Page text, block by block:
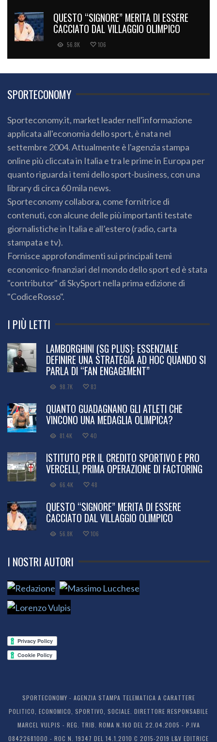
QUESTO “SIGNORE” MERITA DI ESSERE
CACCIATO DAL VILLAGGIO OLIMPICO
56.8K 106
SPORTECONOMY
Sporteconomy.it, market leader nell'informazione
applicata all'economia dello sport, è nata nel
settembre 2004. Attualmente è l'agenzia stampa
online più cliccata in Italia e tra le prime in Europa per
quanto riguarda i temi dello sport-business, con una
library di circa 60 mila news.
Sporteconomy collabora, come fornitrice di
contenuti, con alcune delle più importanti testate
giornalistiche in Italia e all’estero (radio, carta
stampata e tv).
Fornisce approfondimenti sui principali temi
economico-finanziari del mondo dello sport ed è stata
"contributor" di SkySport nella prima edizione di
"CodiceRosso".
I PIÙ LETTI
LAMBORGHINI (SG PLUS): ESSENZIALE
DEFINIRE UNA STRATEGIA AD HOC QUANDO SI
PARLA DI “FAN ENGAGEMENT”
98.7K 83
QUANTO GUADAGNANO GLI ATLETI CHE
VINCONO UNA MEDAGLIA OLIMPICA?
81.4K 40
ISTITUTO PER IL CREDITO SPORTIVO E PRO
VERCELLI, PRIMA OPERAZIONE DI FACTORING
66.4K 48
QUESTO “SIGNORE” MERITA DI ESSERE
CACCIATO DAL VILLAGGIO OLIMPICO
56.8K 106
I NOSTRI AUTORI
SPORTECONOMY - AGENZIA STAMPA TELEMATICA A CARATTERE
POLITICO, ECONOMICO, SPORTIVO, SOCIALE. DIRETTORE RESPONSABILE
MARCEL VULPIS - REG. TRIB. ROMA N.160 DEL 22.04.2005 - P.IVA
08422681000 - ROC N. 19347 DEL 14.1.2010 C 2015-2019 L&V EDITRICE